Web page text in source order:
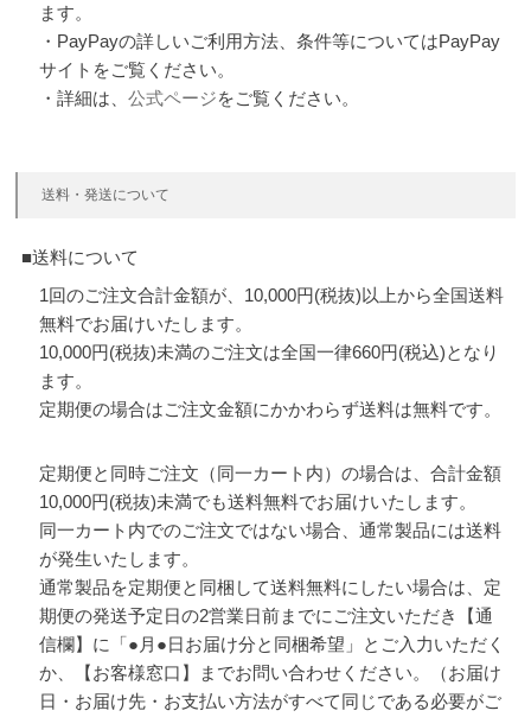
ます。
・PayPayの詳しいご利用方法、条件等についてはPayPay
サイトをご覧ください。
・詳細は、 公式ページをご覧ください。
送料・発送について
■送料について
1回のご注文合計金額が、10,000円(税抜)以上から全国送料
無料でお届けいたします。
10,000円(税抜)未満のご注文は全国一律660円(税込)となり
ます。
定期便の場合はご注文金額にかかわらず送料は無料です。
定期便と同時ご注文（同一カート内）の場合は、合計金額
10,000円(税抜)未満でも送料無料でお届けいたします。
同一カート内でのご注文ではない場合、通常製品には送料
が発生いたします。
通常製品を定期便と同梱して送料無料にしたい場合は、定
期便の発送予定日の2営業日前までにご注文いただき【通
信欄】に「●月●日お届け分と同梱希望」とご入力いただく
か、【お客様窓口】までお問い合わせください。（お届け
日・お届け先・お支払い方法がすべて同じである必要がご